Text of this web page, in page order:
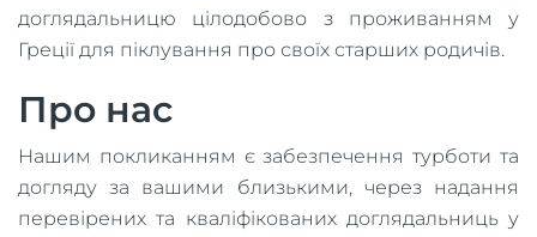
доглядальницю цілодобово з проживанням у
Греції для піклування про своїх старших родичів.
Про нас
Нашим покликанням є забезпечення турботи та
догляду за вашими близькими, через надання
перевірених та кваліфікованих доглядальниць у